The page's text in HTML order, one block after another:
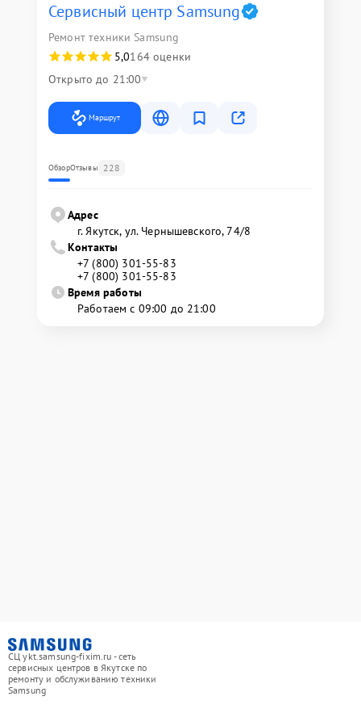
Сервисный центр Samsung
Ремонт техники Samsung
5,0164 оценки
Открыто до 21:00
Маршрут
ОбзорОтзывы 228
Адрес
г. Якутск, ул. Чернышевского, 74/8
Контакты
+7 (800) 301-55-83
+7 (800) 301-55-83
Время работы
Работаем с 09:00 до 21:00
СЦ ykt.samsung-fixim.ru - сеть
сервисных центров в Якутске по
ремонту и обслуживанию техники
Samsung